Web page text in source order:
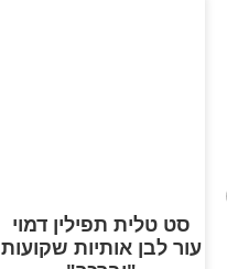
סט טלית תפילין דמוי
עור לבן אותיות שקועות